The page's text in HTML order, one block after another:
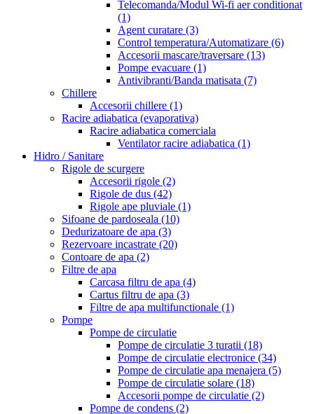
Telecomanda/Modul Wi-fi aer conditionat
(1)
Agent curatare (3)
Control temperatura/Automatizare (6)
Accesorii mascare/traversare (13)
Pompe evacuare (1)
Antivibranti/Banda matisata (7)
Chillere
Accesorii chillere (1)
Racire adiabatica (evaporativa)
Racire adiabatica comerciala
Ventilator racire adiabatica (1)
Hidro / Sanitare
Rigole de scurgere
Accesorii rigole (2)
Rigole de dus (42)
Rigole ape pluviale (1)
Sifoane de pardoseala (10)
Dedurizatoare de apa (3)
Rezervoare incastrate (20)
Contoare de apa (2)
Filtre de apa
Carcasa filtru de apa (4)
Cartus filtru de apa (3)
Filtre de apa multifunctionale (1)
Pompe
Pompe de circulatie
Pompe de circulatie 3 turatii (18)
Pompe de circulatie electronice (34)
Pompe de circulatie apa menajera (5)
Pompe de circulatie solare (18)
Accesorii pompe de circulatie (2)
Pompe de condens (2)